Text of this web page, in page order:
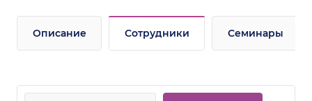
Описание Сотрудники Семинары